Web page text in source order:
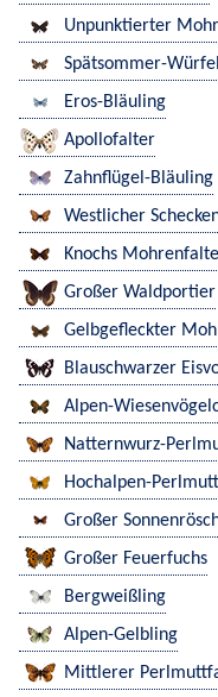
Unpunktierter
Spätsommer-
Eros-Bläuling
Apollofalter
Zahnflügel-Bläuling
Westlicher
Knochs
Großer Waldportier
Gelbgefleckter
Blauschwarzer
Alpen-
Natternwurz-
Hochalpen-
Großer
Großer Feuerfuchs
Bergweißling
Alpen-Gelbling
Mittlerer